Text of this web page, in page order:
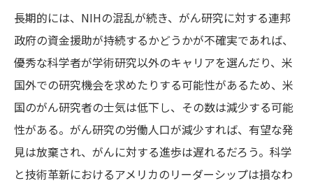
長期的には、NIHの混乱が続き、がん研究に対する連邦
政府の資金援助が持続するかどうかが不確実であれば、
優秀な科学者が学術研究以外のキャリアを選んだり、米
国外での研究機会を求めたりする可能性があるため、米
国のがん研究者の士気は低下し、その数は減少する可能
性がある。がん研究の労働人口が減少すれば、有望な発
見は放棄され、がんに対する進歩は遅れるだろう。科学
と技術革新におけるアメリカのリーダーシップは損なわ